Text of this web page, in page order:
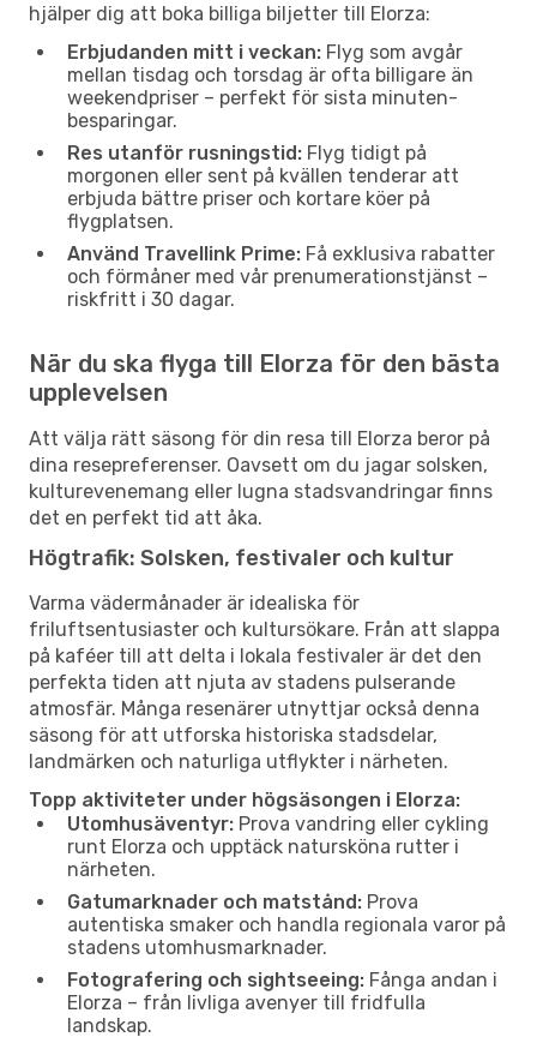
hjälper dig att boka billiga biljetter till Elorza:
Erbjudanden mitt i veckan: Flyg som avgår
mellan tisdag och torsdag är ofta billigare än
weekendpriser – perfekt för sista minuten-
besparingar.
Res utanför rusningstid: Flyg tidigt på
morgonen eller sent på kvällen tenderar att
erbjuda bättre priser och kortare köer på
flygplatsen.
Använd Travellink Prime: Få exklusiva rabatter
och förmåner med vår prenumerationstjänst –
riskfritt i 30 dagar.
När du ska flyga till Elorza för den bästa
upplevelsen
Att välja rätt säsong för din resa till Elorza beror på
dina resepreferenser. Oavsett om du jagar solsken,
kulturevenemang eller lugna stadsvandringar finns
det en perfekt tid att åka.
Högtrafik: Solsken, festivaler och kultur
Varma vädermånader är idealiska för
friluftsentusiaster och kultursökare. Från att slappa
på kaféer till att delta i lokala festivaler är det den
perfekta tiden att njuta av stadens pulserande
atmosfär. Många resenärer utnyttjar också denna
säsong för att utforska historiska stadsdelar,
landmärken och naturliga utflykter i närheten.
Topp aktiviteter under högsäsongen i Elorza:
Utomhusäventyr: Prova vandring eller cykling
runt Elorza och upptäck natursköna rutter i
närheten.
Gatumarknader och matstånd: Prova
autentiska smaker och handla regionala varor på
stadens utomhusmarknader.
Fotografering och sightseeing: Fånga andan i
Elorza – från livliga avenyer till fridfulla
landskap.